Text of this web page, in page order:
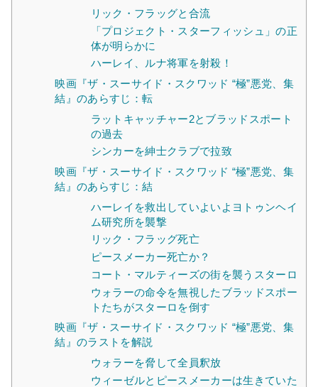
リック・フラッグと合流
「プロジェクト・スターフィッシュ」の正
体が明らかに
ハーレイ、ルナ将軍を射殺！
映画『ザ・スーサイド・スクワッド “極”悪党、集
結』のあらすじ：転
ラットキャッチャー2とブラッドスポート
の過去
シンカーを紳士クラブで拉致
映画『ザ・スーサイド・スクワッド “極”悪党、集
結』のあらすじ：結
ハーレイを救出していよいよヨトゥンヘイ
ム研究所を襲撃
リック・フラッグ死亡
ピースメーカー死亡か？
コート・マルティーズの街を襲うスターロ
ウォラーの命令を無視したブラッドスポー
トたちがスターロを倒す
映画『ザ・スーサイド・スクワッド “極”悪党、集
結』のラストを解説
ウォラーを脅して全員釈放
ウィーゼルとピースメーカーは生きていた